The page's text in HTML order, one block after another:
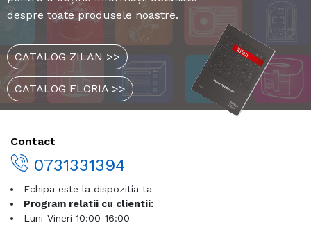
despre toate produsele noastre.
CATALOG ZILAN >>
CATALOG FLORIA >>
Contact
0731331394
Echipa este la dispozitia ta
Program relatii cu clientii:
Luni-Vineri 10:00-16:00